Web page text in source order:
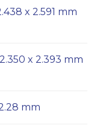
x 2.591 mm
x 2.393 mm
mm